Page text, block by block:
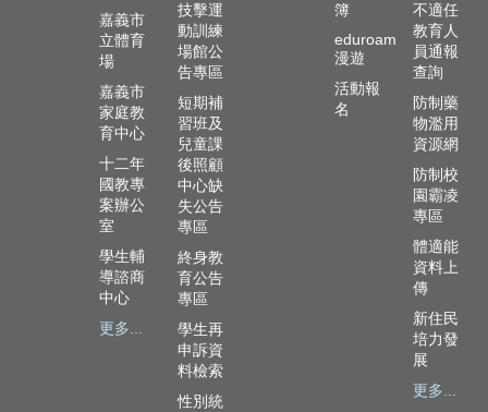
嘉義市
立體育
場
嘉義市
家庭教
育中心
十二年
國教專
案辦公
室
學生輔
導諮商
中心
更多...
技擊運
動訓練
場館公
告專區
短期補
習班及
兒童課
後照顧
中心缺
失公告
專區
終身教
育公告
專區
學生再
申訴資
料檢索
性別統
簿
eduroam
漫遊
活動報
名
不適任
教育人
員通報
查詢
防制藥
物濫用
資源網
防制校
園霸凌
專區
體適能
資料上
傳
新住民
培力發
展
更多...